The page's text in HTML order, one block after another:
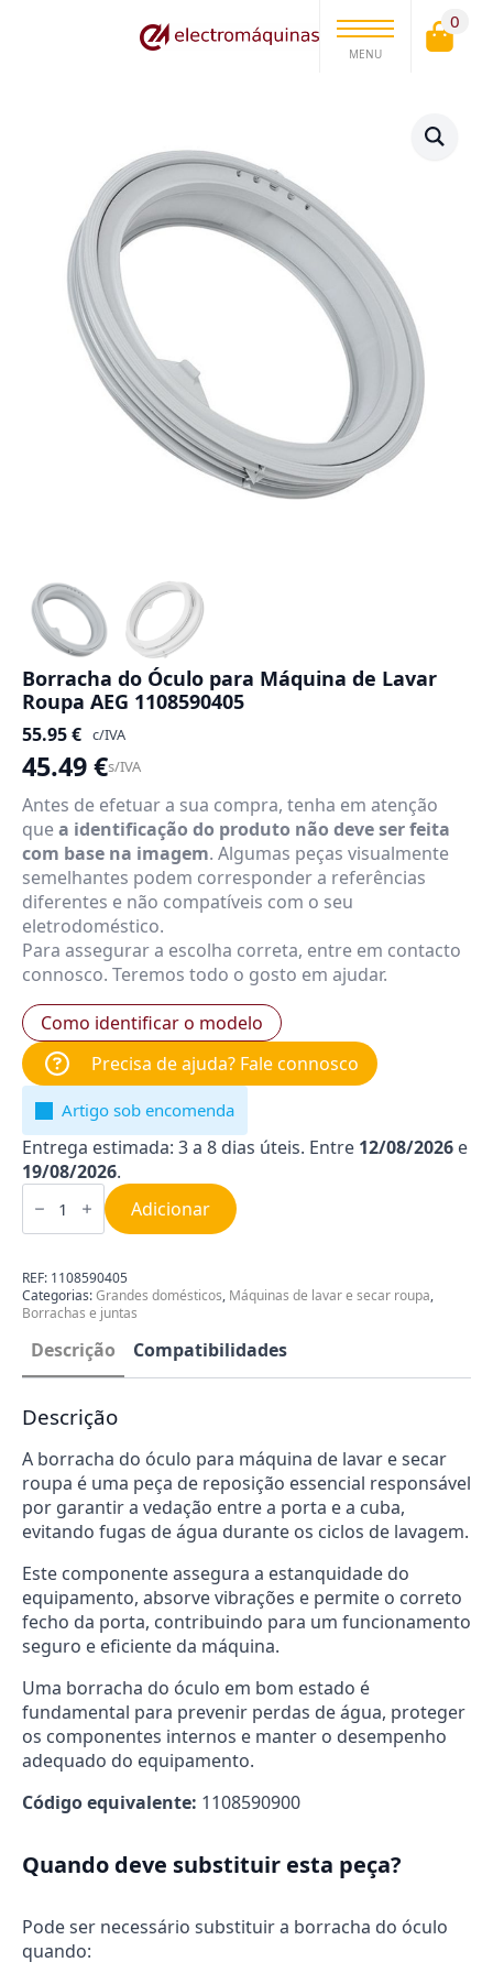
MENU
0
Borracha do Óculo para Máquina de Lavar
Roupa AEG 1108590405
55.95€ c/IVA
45.49€s/IVA
Antes de efetuar a sua compra, tenha em atenção
quea identificação do produto não deve ser feita
com base na imagem. Algumas peças visualmente
semelhantes podem corresponder a referências
diferentes e não compatíveis com o seu
eletrodoméstico.
Para assegurar a escolha correta, entre em contacto
connosco. Teremos todo o gosto em ajudar.
Como identificar o modelo
Precisa de ajuda? Fale connosco
Artigo sob encomenda
Entrega estimada: 3 a 8 dias úteis. Entre 12/08/2026 e
19/08/2026.
Quantidade
de
do
para
Máquina
de
Lavar
Roupa
AEG
1108590405
Adicionar
REF: 1108590405
Categorias:Grandes domésticos, Máquinas de lavar e secar roupa,
Borrachas e juntas
Descrição Compatibilidades
Descrição
A borracha do óculo para máquina de lavar e secar
roupa é uma peça de reposição essencial responsável
por garantir a vedação entre a porta e a cuba,
evitando fugas de água durante os ciclos de lavagem.
Este componente assegura a estanquidade do
equipamento, absorve vibrações e permite o correto
fecho da porta, contribuindo para um funcionamento
seguro e eficiente da máquina.
Uma borracha do óculo em bom estado é
fundamental para prevenir perdas de água, proteger
os componentes internos e manter o desempenho
adequado do equipamento.
Código equivalente: 1108590900
Quando deve substituir esta peça?
Pode ser necessário substituir a borracha do óculo
quando: